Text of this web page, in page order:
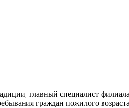
главный специалист
граждан пожилого